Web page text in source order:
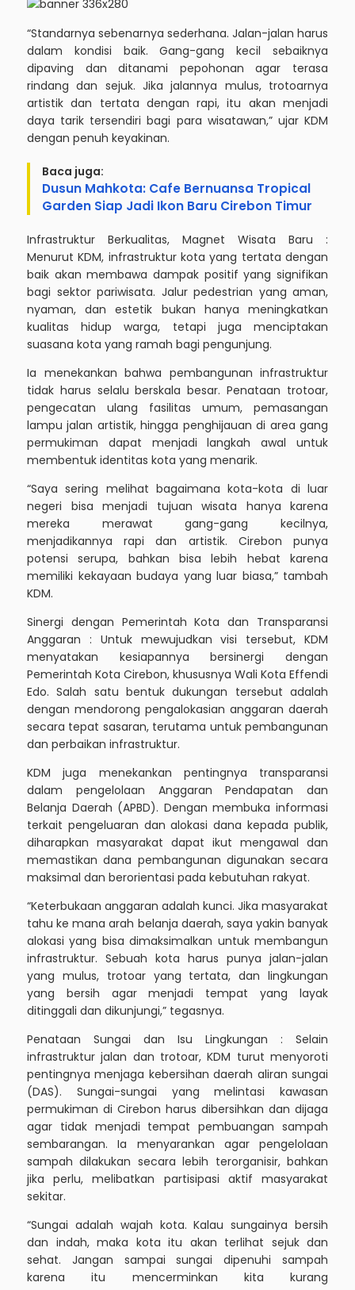
“Standarnya sebenarnya sederhana. Jalan-jalan harus
dalam kondisi baik. Gang-gang kecil sebaiknya
dipaving dan ditanami pepohonan agar terasa
rindang dan sejuk. Jika jalannya mulus, trotoarnya
artistik dan tertata dengan rapi, itu akan menjadi
daya tarik tersendiri bagi para wisatawan,” ujar KDM
dengan penuh keyakinan.
Baca juga:
Dusun Mahkota: Cafe Bernuansa Tropical
Garden Siap Jadi Ikon Baru Cirebon Timur
Infrastruktur Berkualitas, Magnet Wisata Baru :
Menurut KDM, infrastruktur kota yang tertata dengan
baik akan membawa dampak positif yang signifikan
bagi sektor pariwisata. Jalur pedestrian yang aman,
nyaman, dan estetik bukan hanya meningkatkan
kualitas hidup warga, tetapi juga menciptakan
suasana kota yang ramah bagi pengunjung.
Ia menekankan bahwa pembangunan infrastruktur
tidak harus selalu berskala besar. Penataan trotoar,
pengecatan ulang fasilitas umum, pemasangan
lampu jalan artistik, hingga penghijauan di area gang
permukiman dapat menjadi langkah awal untuk
membentuk identitas kota yang menarik.
“Saya sering melihat bagaimana kota-kota di luar
negeri bisa menjadi tujuan wisata hanya karena
mereka merawat gang-gang kecilnya,
menjadikannya rapi dan artistik. Cirebon punya
potensi serupa, bahkan bisa lebih hebat karena
memiliki kekayaan budaya yang luar biasa,” tambah
KDM.
Sinergi dengan Pemerintah Kota dan Transparansi
Anggaran : Untuk mewujudkan visi tersebut, KDM
menyatakan kesiapannya bersinergi dengan
Pemerintah Kota Cirebon, khususnya Wali Kota Effendi
Edo. Salah satu bentuk dukungan tersebut adalah
dengan mendorong pengalokasian anggaran daerah
secara tepat sasaran, terutama untuk pembangunan
dan perbaikan infrastruktur.
KDM juga menekankan pentingnya transparansi
dalam pengelolaan Anggaran Pendapatan dan
Belanja Daerah (APBD). Dengan membuka informasi
terkait pengeluaran dan alokasi dana kepada publik,
diharapkan masyarakat dapat ikut mengawal dan
memastikan dana pembangunan digunakan secara
maksimal dan berorientasi pada kebutuhan rakyat.
“Keterbukaan anggaran adalah kunci. Jika masyarakat
tahu ke mana arah belanja daerah, saya yakin banyak
alokasi yang bisa dimaksimalkan untuk membangun
infrastruktur. Sebuah kota harus punya jalan-jalan
yang mulus, trotoar yang tertata, dan lingkungan
yang bersih agar menjadi tempat yang layak
ditinggali dan dikunjungi,” tegasnya.
Penataan Sungai dan Isu Lingkungan : Selain
infrastruktur jalan dan trotoar, KDM turut menyoroti
pentingnya menjaga kebersihan daerah aliran sungai
(DAS). Sungai-sungai yang melintasi kawasan
permukiman di Cirebon harus dibersihkan dan dijaga
agar tidak menjadi tempat pembuangan sampah
sembarangan. Ia menyarankan agar pengelolaan
sampah dilakukan secara lebih terorganisir, bahkan
jika perlu, melibatkan partisipasi aktif masyarakat
sekitar.
“Sungai adalah wajah kota. Kalau sungainya bersih
dan indah, maka kota itu akan terlihat sejuk dan
sehat. Jangan sampai sungai dipenuhi sampah
karena itu mencerminkan kita kurang